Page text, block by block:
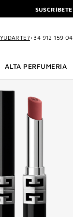
+34 912 159
ALTA PERFUMERIA